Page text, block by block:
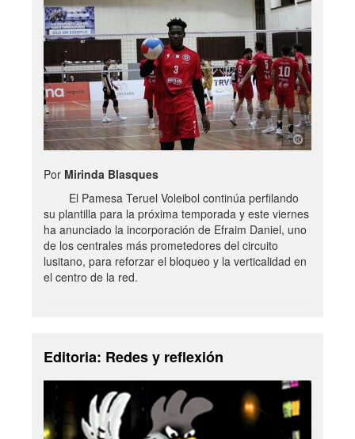
Por Mirinda Blasques
El Pamesa Teruel Voleibol continúa perfilando
su plantilla para la próxima temporada y este viernes
ha anunciado la incorporación de Efraim Daniel, uno
de los centrales más prometedores del circuito
lusitano, para reforzar el bloqueo y la verticalidad en
el centro de la red.
Editoria: Redes y reflexión